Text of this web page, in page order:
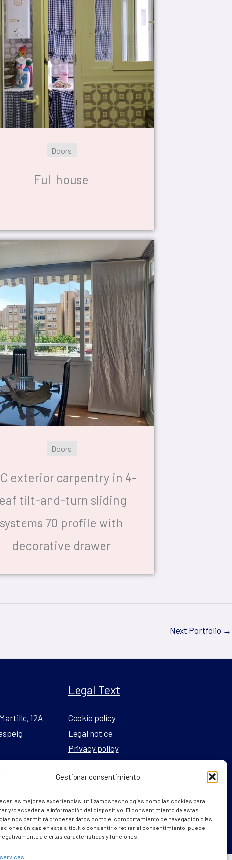
Gestionar consentimiento
las mejores experiencias, utilizamos tecnologías como las cookies para
y/o acceder a la información del dispositivo. El consentimiento de estas
nos permitirá procesar datos como el comportamiento de navegación o las
únicas en este sitio. No consentir o retirar el consentimiento, puede
a ciertas características y funciones.
services
Doors
Full house
Doors
exterior carpentry in 4-
tilt-and-turn sliding
systems 70 profile with
decorative drawer
Next Portfolio →
12A
Legal Text
Cookie policy
Legal notice
Privacy policy